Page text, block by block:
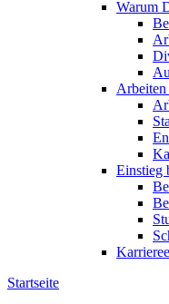
Warum
Einstieg
Startseite